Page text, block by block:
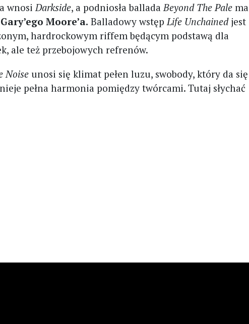
wnosiDarkside, a podniosła balladaBeyond The Palema
Gary’ego Moore’a. Balladowy wstępLife Unchained jest
hardrockowym riffem będącym podstawą dla
ale też przebojowych refrenów.
Noise unosi się klimat pełen luzu, swobody, który da się
pełna harmonia pomiędzy twórcami. Tutaj słychać